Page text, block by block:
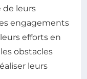
de leurs
engagements
leurs efforts en
obstacles
leurs